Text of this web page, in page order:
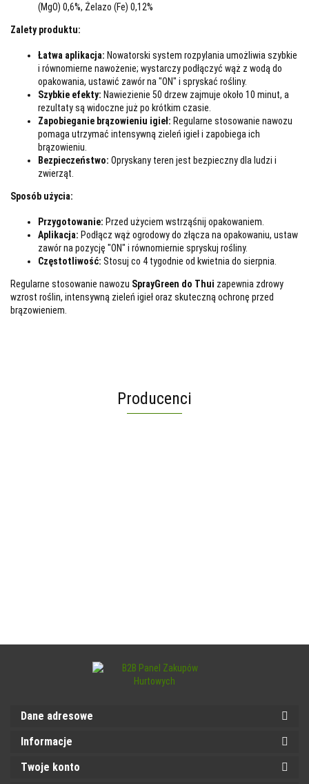
(MgO) 0,6%, Żelazo (Fe) 0,12%
Zalety produktu:
Łatwa aplikacja: Nowatorski system rozpylania umożliwia szybkie
i równomierne nawożenie; wystarczy podłączyć wąż z wodą do
opakowania, ustawić zawór na "ON" i spryskać rośliny.
Szybkie efekty: Nawiezienie 50 drzew zajmuje około 10 minut, a
rezultaty są widoczne już po krótkim czasie.
Zapobieganie brązowieniu igieł: Regularne stosowanie nawozu
pomaga utrzymać intensywną zieleń igieł i zapobiega ich
brązowieniu.
Bezpieczeństwo: Opryskany teren jest bezpieczny dla ludzi i
zwierząt.
Sposób użycia:
Przygotowanie: Przed użyciem wstrząśnij opakowaniem.
Aplikacja: Podłącz wąż ogrodowy do złącza na opakowaniu, ustaw
zawór na pozycję "ON" i równomiernie spryskuj rośliny.
Częstotliwość: Stosuj co 4 tygodnie od kwietnia do sierpnia.
Regularne stosowanie nawozu SprayGreen do Thui zapewnia zdrowy
wzrost roślin, intensywną zieleń igieł oraz skuteczną ochronę przed
brązowieniem.
Producenci
Dane adresowe
Informacje
Twoje konto